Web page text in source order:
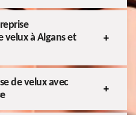
velux à Algans et
de velux avec